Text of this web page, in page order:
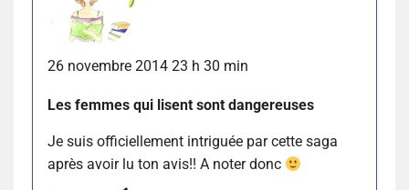
26 novembre 2014 23 h 30 min
Les femmes qui lisent sont dangereuses
Je suis officiellement intriguée par cette saga
après avoir lu ton avis!! A noter donc